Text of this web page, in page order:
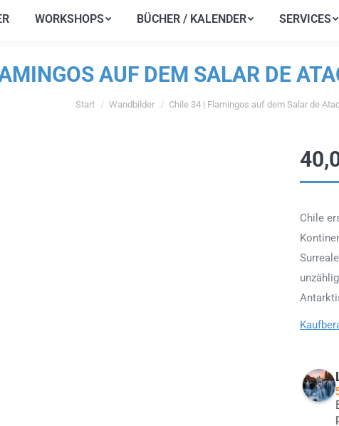
WORKSHOPS BÜCHER / KALENDER SERVICES
AUF DEM SALAR DE
Sie befinden sich hier:
Start Wandbilder Chile 34 | Flamingos auf dem Salar de
Chile
WORKSHOPS BÜCHER / KALENDER SERVICES